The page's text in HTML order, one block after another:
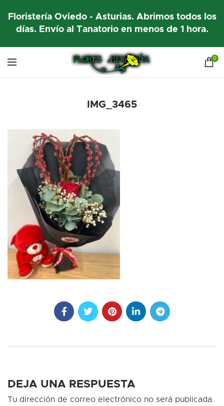
Floristería Oviedo - Asturias. Abrimos todos los
días. Envío al Tanatorio en menos de 1 hora.
0
IMG_3465
DEJA UNA RESPUESTA
Tu dirección de correo electrónico no será publicada.